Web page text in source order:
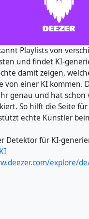
Playlists von
und findet KI-
damit zeigen,
von einer KI kommen.
genau und hat schon
So hilft die Seite
echte Künstler
Detektor für KI-
explore/